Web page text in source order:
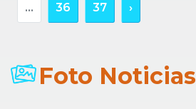
... 36 37 ›
Foto Noticias